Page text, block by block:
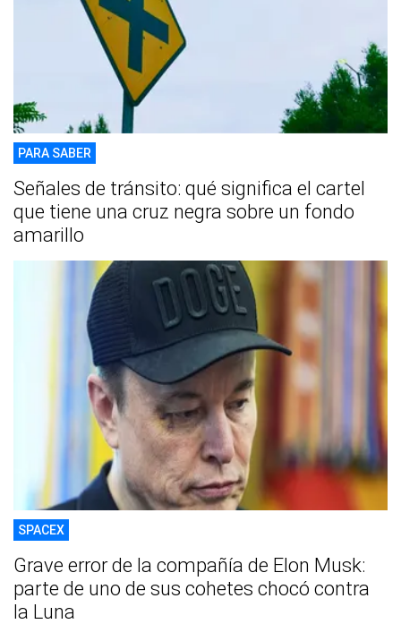
PARA SABER
Señales de tránsito: qué significa el cartel
que tiene una cruz negra sobre un fondo
amarillo
SPACEX
Grave error de la compañía de Elon Musk:
parte de uno de sus cohetes chocó contra
la Luna